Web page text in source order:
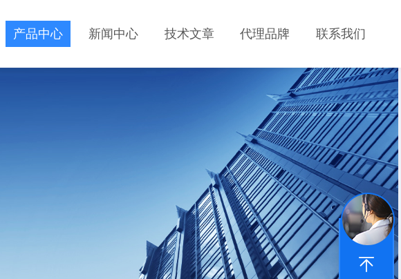
产品中心 新闻中心 技术文章 代理品牌 联系我们